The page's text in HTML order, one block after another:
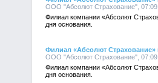
ООО "Абсолют Страхование",
Филиал компании «Абсолют
дня основания.
Филиал «Абсолют Страхование»
ООО "Абсолют Страхование",
Филиал компании «Абсолют
дня основания.